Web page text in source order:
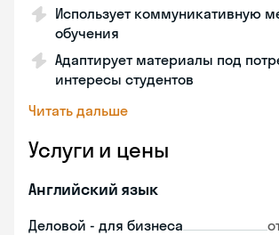
Использует коммуникативную
обучения
Адаптирует материалы под
интересы студентов
Читать дальше
Услуги и цены
Английский язык
Деловой - для бизнеса